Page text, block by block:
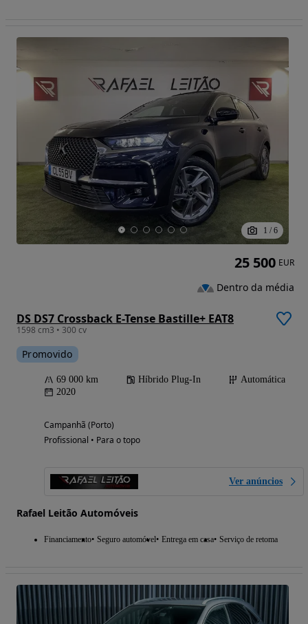
1 / 6
DS DS7 Crossback E-Tense Bastille+ EAT8
1598 cm3 • 300 cv
Promovido
69 000 km Híbrido Plug-In
Automática
2020
Campanhã (Porto)
Profissional • Para o topo
Ver anúncios
Rafael Leitão Automóveis
Financiamento Seguro automóvel Entrega em casa Serviço de retoma
25 500 EUR
Dentro da média